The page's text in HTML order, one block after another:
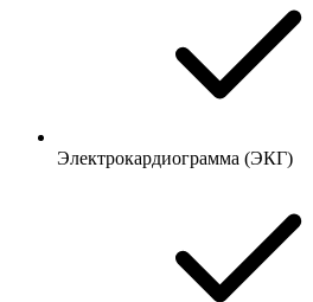
Электрокардиограмма (ЭКГ)